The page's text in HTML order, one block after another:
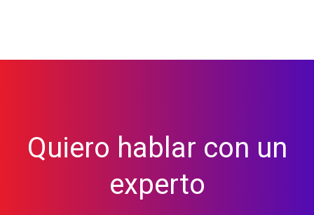
Quiero hablar con un
experto